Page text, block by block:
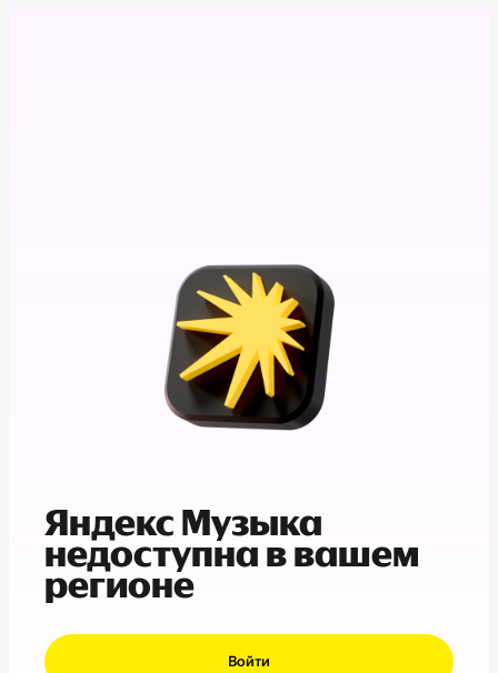
Яндекс Музыка
недоступна в вашем
регионе
Войти